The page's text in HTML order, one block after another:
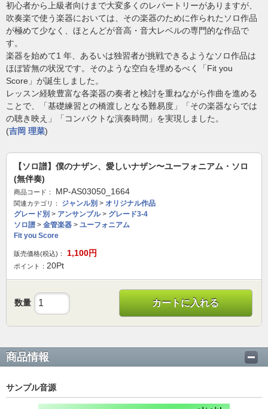
初心者から上級者向けまで大変多くのレパートリーがありますが、
吹奏楽で使う楽器においては、その楽器のために作られたソロ作品
が極めて少なく、ほとんどが音高・音大レベルの専門的な作品で
す。
楽器を始めて1 年、あるいは独習者が挑戦できるようなソロ作品は
ほぼ皆無の状況です。そのような空白を埋めるべく「Fit you
Score」が誕生しました。
レッスン経験豊富な各楽器の奏者と検討を重ねながら作曲を進める
ことで、「基礎練習との橋渡しとなる難易度」「その楽器ならでは
の聴き映え」「コンパクトな演奏時間」を実現しました。
(吉岡 理菜)
【ソロ譜】僕のナザン、愛しいナザン〜ユーフォニアム・ソロ
(無伴奏)
商品コード： MP-AS03050_1664
関連カテゴリ： ジャンル別 > オリジナル作品
グレード別 > アンサンブル> グレード3-4
ソロ譜 > 金管楽器 > ユーフォニアム
Fit you Score
販売価格(税込)： 1,100円
ポイント： 20Pt
数量 カートに入れる
商品情報
サンプル音源